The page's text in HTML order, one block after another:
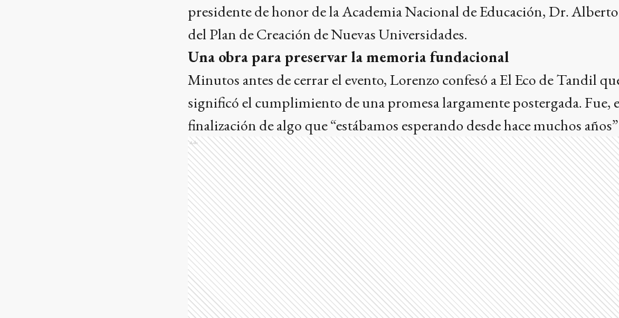
presidente de honor de la Academia Nacional de Educación, Dr.
del Plan de Creación de Nuevas Universidades.
Una obra para preservar la memoria fundacional
Minutos antes de cerrar el evento, Lorenzo confesó a El Eco de Tandil
significó el cumplimiento de una promesa largamente postergada. Fue,
finalización de algo que “estábamos esperando desde hace muchos
Ads